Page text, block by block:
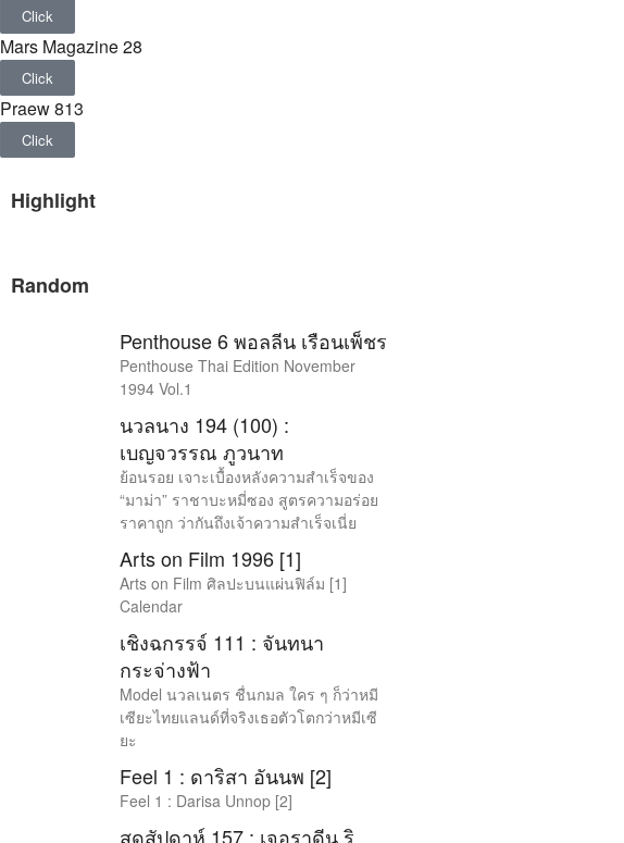
Click
Mars Magazine 28
Click
Praew 813
Click
Highlight
Random
Penthouse 6 พอลลีน เรือนเพ็ชร
Penthouse Thai Edition November
1994 Vol.1
นวลนาง 194 (100) :
เบญจวรรณ ภูวนาท
ย้อนรอย เจาะเบื้องหลังความสำเร็จของ
“มาม่า” ราชาบะหมี่ซอง สูตรความอร่อย
ราคาถูก ว่ากันถึงเจ้าความสำเร็จเนี่ย
Arts on Film 1996 [1]
Arts on Film ศิลปะบนแผ่นฟิล์ม [1]
Calendar
เชิงฉกรรจ์ 111 : จันทนา
กระจ่างฟ้า
Model นวลเนตร ชื่นกมล ใคร ๆ ก็ว่าหมี
เซียะไทยแลนด์ที่จริงเธอตัวโตกว่าหมีเซี
ยะ
Feel 1 : ดาริสา อันนพ [2]
Feel 1 : Darisa Unnop [2]
สุดสัปดาห์ 157 : เจอราดีน ริ